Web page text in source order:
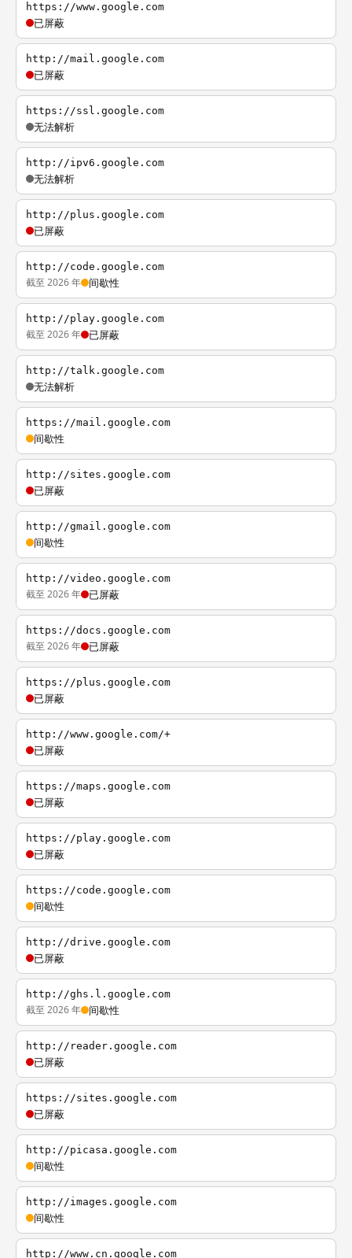
https://www.google.com
已屏蔽
http://mail.google.com
已屏蔽
https://ssl.google.com
无法解析
http://ipv6.google.com
无法解析
http://plus.google.com
已屏蔽
http://code.google.com
截至 2026 年 间歇性
http://play.google.com
截至 2026 年 已屏蔽
http://talk.google.com
无法解析
https://mail.google.com
间歇性
http://sites.google.com
已屏蔽
http://gmail.google.com
间歇性
http://video.google.com
截至 2026 年 已屏蔽
https://docs.google.com
截至 2026 年 已屏蔽
https://plus.google.com
已屏蔽
http://www.google.com/+
已屏蔽
https://maps.google.com
已屏蔽
https://play.google.com
已屏蔽
https://code.google.com
间歇性
http://drive.google.com
已屏蔽
http://ghs.l.google.com
截至 2026 年 间歇性
http://reader.google.com
已屏蔽
https://sites.google.com
已屏蔽
http://picasa.google.com
间歇性
http://images.google.com
间歇性
http://www.cn.google.com